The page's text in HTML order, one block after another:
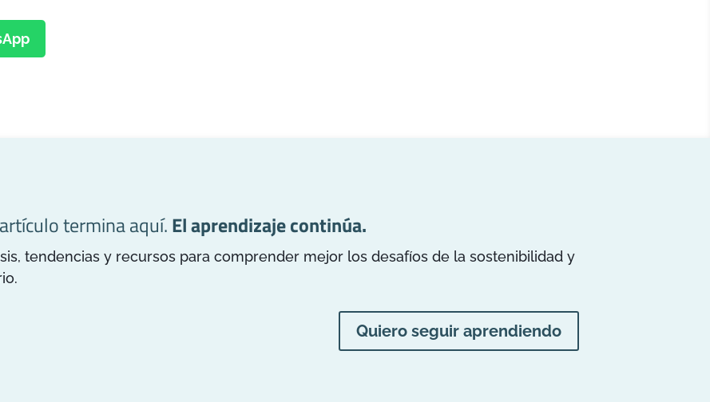
termina aquí.El aprendizaje continúa.
tendencias y recursos para comprender mejor los desafíos de la sostenibilidad y
Quiero seguir aprendiendo